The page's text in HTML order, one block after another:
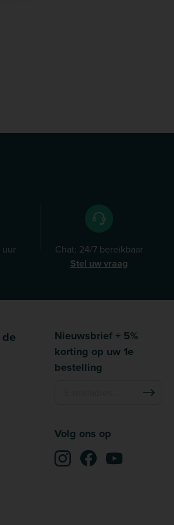
uur Chat: 24/7 bereikbaar
Stel uw vraag
Nieuwsbrief + 5%
korting op uw 1e
bestelling
Volg ons op